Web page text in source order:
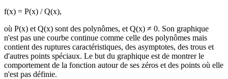
f(x) = P(x) / Q(x),
où P(x) et Q(x) sont des polynômes, et Q(x) ≠ 0. Son graphique
n'est pas une courbe continue comme celle des polynômes mais
contient des ruptures caractéristiques, des asymptotes, des trous et
d'autres points spéciaux. Le but du graphique est de montrer le
comportement de la fonction autour de ses zéros et des points où elle
n'est pas définie.